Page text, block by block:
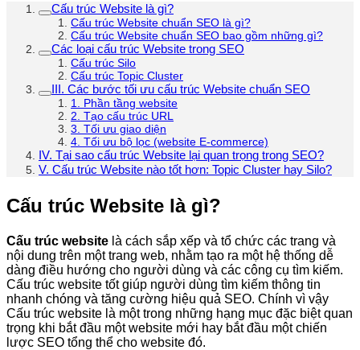
Cấu trúc Website là gì?
Cấu trúc Website chuẩn SEO là gì?
Cấu trúc Website chuẩn SEO bao gồm những gì?
Các loại cấu trúc Website trong SEO
Cấu trúc Silo
Cấu trúc Topic Cluster
III. Các bước tối ưu cấu trúc Website chuẩn SEO
1. Phần tầng website
2. Tạo cấu trúc URL
3. Tối ưu giao diện
4. Tối ưu bộ lọc (website E-commerce)
IV. Tại sao cấu trúc Website lại quan trọng trong SEO?
V. Cấu trúc Website nào tốt hơn: Topic Cluster hay Silo?
Cấu trúc Website là gì?
Cấu trúc website là cách sắp xếp và tổ chức các trang và
nội dung trên một trang web, nhằm tạo ra một hệ thống dễ
dàng điều hướng cho người dùng và các công cụ tìm kiếm.
Cấu trúc website tốt giúp người dùng tìm kiếm thông tin
nhanh chóng và tăng cường hiệu quả SEO. Chính vì vậy
Cấu trúc website là một trong những hạng mục đặc biệt quan
trọng khi bắt đầu một website mới hay bắt đầu một chiến
lược SEO tổng thể cho website đó.